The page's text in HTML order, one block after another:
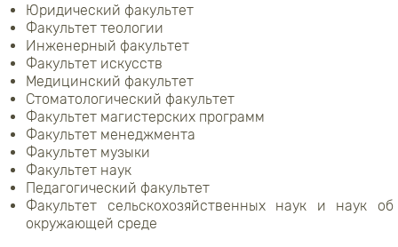
Юридический факультет
Факультет теологии
Инженерный факультет
Факультет искусств
Медицинский факультет
Стоматологический факультет
Факультет магистерских программ
Факультет менеджмента
Факультет музыки
Факультет наук
Педагогический факультет
Факультет сельскохозяйственных наук и наук об
окружающей среде